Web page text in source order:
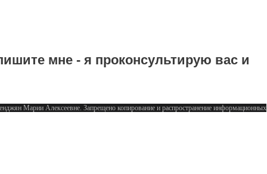
мне - я проконсультирую вас и
Марии Алексеевне. Запрещено копирование и распространение информационных